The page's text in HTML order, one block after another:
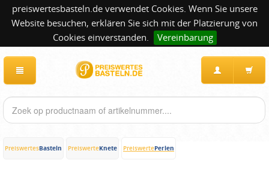
preiswertesbasteln.de verwendet Cookies. Wenn Sie unsere
Website besuchen, erklären Sie sich mit der Platzierung von
Cookies einverstanden.
Vereinbarung
PreiswertesBasteln PreiswerteKnete PreiswertePerlen